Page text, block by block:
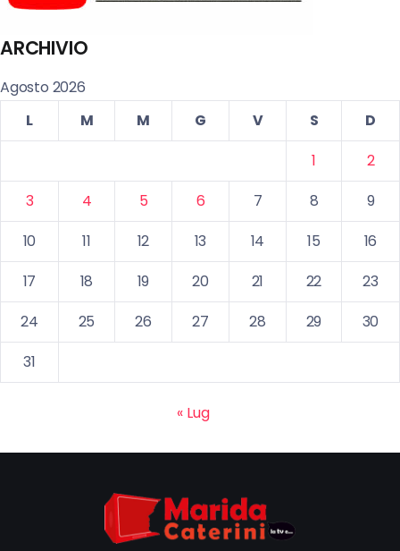
ARCHIVIO
Agosto 2026
L
M M G V S
D
1
2
3
4 5 6 7 8
9
10
11 12 13 14 15
16
17
18 19 20 21 22
23
24
25 26 27 28 29
30
31
« Lug